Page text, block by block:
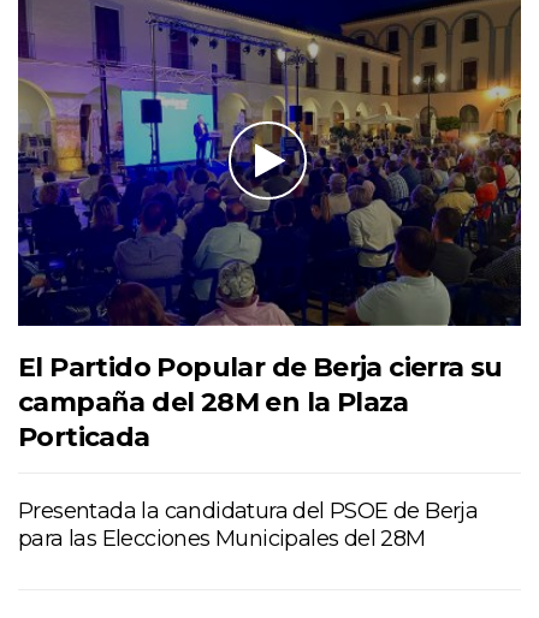
El Partido Popular de Berja cierra su
campaña del 28M en la Plaza
Porticada
Presentada la candidatura del PSOE de Berja
para las Elecciones Municipales del 28M